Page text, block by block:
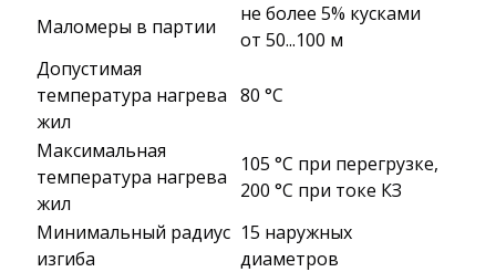
Маломеры в партии
не более 5% кусками
от 50...100 м
Допустимая
температура нагрева
жил
80 °C
Максимальная
температура нагрева
жил
105 °C при перегрузке,
200 °C при токе КЗ
Минимальный радиус
изгиба
15 наружных
диаметров